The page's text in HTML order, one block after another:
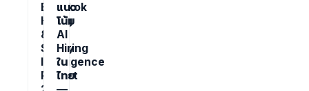
Bangkok
Hiring
&
Salary
Intelligence
Report
แนว
โน้ม
AI
Hiring
ใน
ไทย